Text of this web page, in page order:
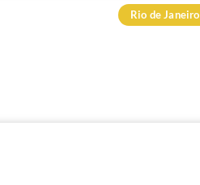
Rio de Janeiro